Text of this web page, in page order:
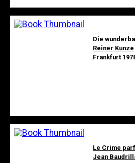
Die
Reiner Kunze
Frankfurt
Le Crime
Jean